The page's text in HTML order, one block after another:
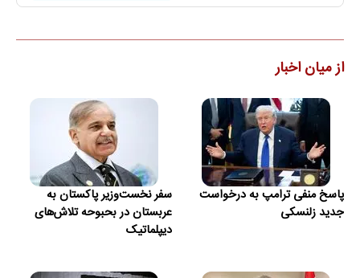
از میان اخبار
پاسخ منفی ترامپ به درخواست
جدید زلنسکی
سفر نخست‌وزیر پاکستان به
عربستان در بحبوحه تلاش‌های
دیپلماتیک